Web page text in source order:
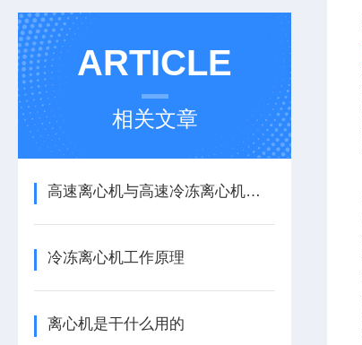
ARTICLE
相关文章
高速离心机与高速冷冻离心机的区别
冷冻离心机工作原理
离心机是干什么用的